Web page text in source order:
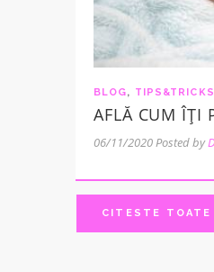
BLOG, TIPS&TRICKS
AFLĂ CUM ÎȚI
06/11/2020Posted by
CITESTE TOATE